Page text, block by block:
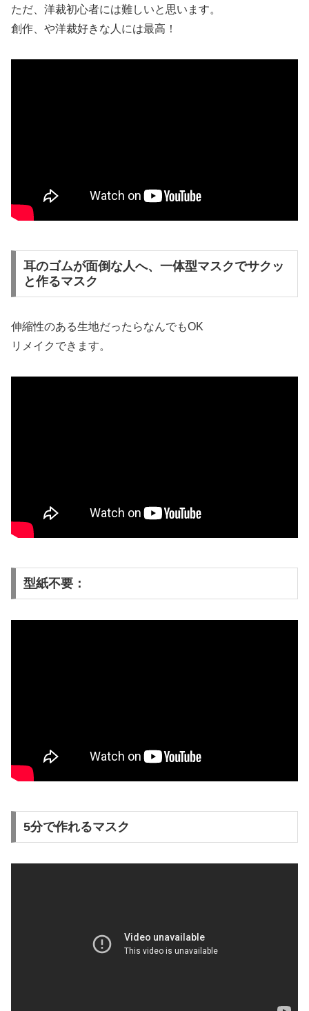
ただ、洋裁初心者には難しいと思います。
創作、や洋裁好きな人には最高！
耳のゴムが面倒な人へ、一体型マスクでサクッ
と作るマスク
伸縮性のある生地だったらなんでもOK
リメイクできます。
型紙不要：
5分で作れるマスク